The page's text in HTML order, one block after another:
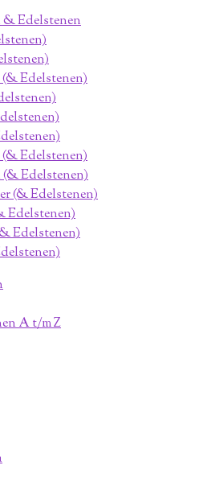
Edelstenen
Edelstenen)
Edelstenen)
Edelstenen)
(& Edelstenen)
Edelstenen)
Edelstenen)
A t/m Z